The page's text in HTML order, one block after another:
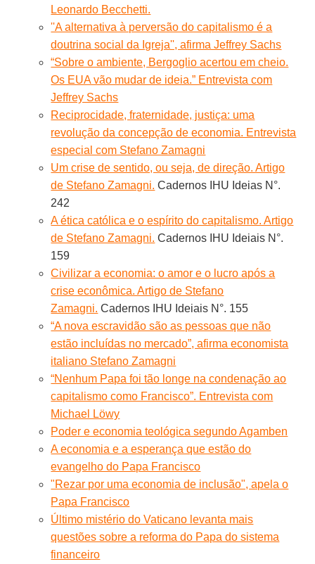
Leonardo Becchetti.
''A alternativa à perversão do capitalismo é a
doutrina social da Igreja'', afirma Jeffrey Sachs
“Sobre o ambiente, Bergoglio acertou em cheio.
Os EUA vão mudar de ideia.” Entrevista com
Jeffrey Sachs
Reciprocidade, fraternidade, justiça: uma
revolução da concepção de economia. Entrevista
especial com Stefano Zamagni
Um crise de sentido, ou seja, de direção. Artigo
de Stefano Zamagni. Cadernos IHU Ideias N°.
242
A ética católica e o espírito do capitalismo. Artigo
de Stefano Zamagni. Cadernos IHU Ideiais N°.
159
Civilizar a economia: o amor e o lucro após a
crise econômica. Artigo de Stefano
Zamagni. Cadernos IHU Ideiais N°. 155
“A nova escravidão são as pessoas que não
estão incluídas no mercado”, afirma economista
italiano Stefano Zamagni
“Nenhum Papa foi tão longe na condenação ao
capitalismo como Francisco”. Entrevista com
Michael Löwy
Poder e economia teológica segundo Agamben
A economia e a esperança que estão do
evangelho do Papa Francisco
"Rezar por uma economia de inclusão", apela o
Papa Francisco
Último mistério do Vaticano levanta mais
questões sobre a reforma do Papa do sistema
financeiro